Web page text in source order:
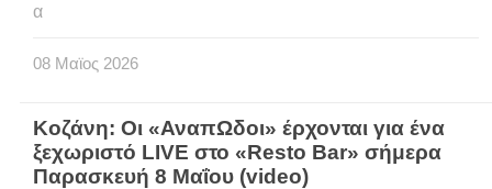
α
08 Μαϊος 2026
Κοζάνη: Οι «ΑναπΩδοι» έρχονται για ένα
ξεχωριστό LIVE στο «Resto Bar» σήμερα
Παρασκευή 8 Μαΐου (video)